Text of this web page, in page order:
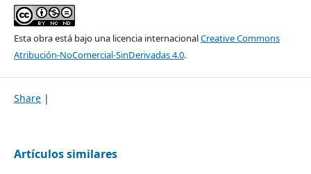
Esta obra está bajo una licencia internacionalCreative Commons
Atribución-NoComercial-SinDerivadas 4.0.
Share |
Artículos similares